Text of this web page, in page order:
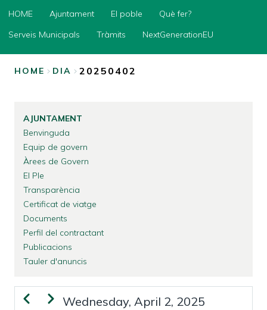
HOME
Ajuntament
El
Serveis
Municipals
Tràmits
NextGenerationEU
HOME Ajuntament El poble
Què fer?
Serveis Municipals
Tràmits NextGenerationEU
HOME DIA 20250402
AJUNTAMENT
Benvinguda
Equip de govern
Àrees de Govern
El Ple
Transparència
Certificat de viatge
Documents
Perfil del contractant
Publicacions
Tauler d'anuncis
Wednesday, April 2, 2025
Previous
Next